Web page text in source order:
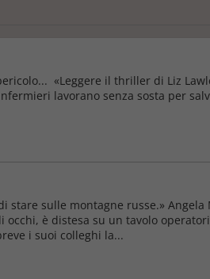
«Leggere il thriller di Liz
lavorano senza sosta per
stare sulle montagne russe.»
occhi, è distesa su un tavolo
i suoi colleghi la...